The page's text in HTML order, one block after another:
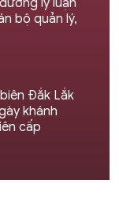
bộ quản lý,
Đắk Lắk
khánh
cấp